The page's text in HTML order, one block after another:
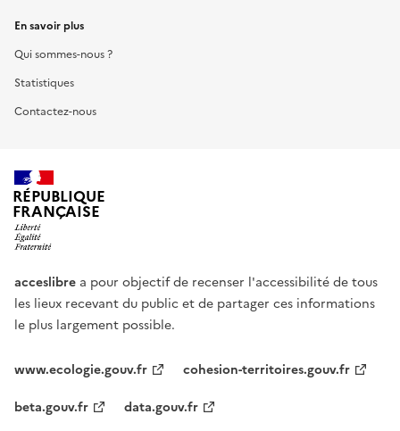
En savoir plus
Qui sommes-nous ?
Statistiques
Contactez-nous
RÉPUBLIQUE
FRANÇAISE
acceslibre a pour objectif de recenser l'accessibilité de tous
les lieux recevant du public et de partager ces informations
le plus largement possible.
www.ecologie.gouv.fr
cohesion-territoires.gouv.fr
beta.gouv.fr
data.gouv.fr